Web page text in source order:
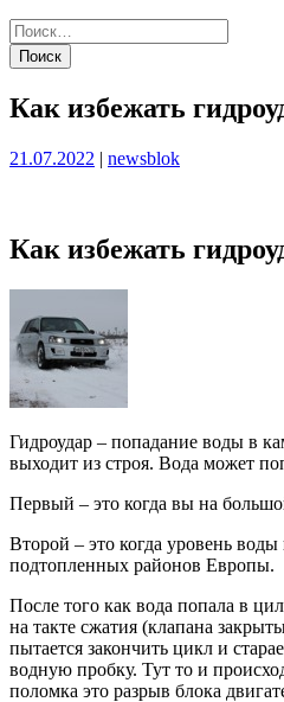
Как избежать
Опубликовано
21.07.2022 | Опубликовано
newsblok
Как избежать
Гидроудар – попадание воды в
выходит из строя. Вода может
Первый – это когда вы на
Второй – это когда уровень
подтопленных районов Европы.
После того как вода попала в
на такте сжатия (клапана
пытается закончить цикл и
водную пробку. Тут то и
поломка это разрыв блока